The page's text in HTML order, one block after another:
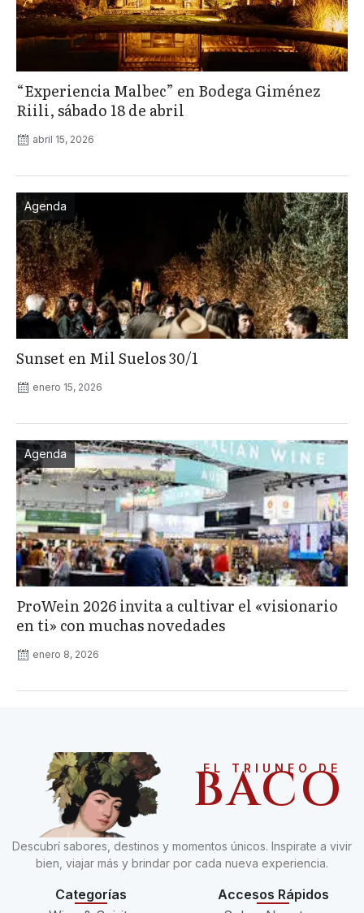
“Experiencia Malbec” en Bodega Giménez
Riili, sábado 18 de abril
abril 15, 2026
Agenda
Sunset en Mil Suelos 30/1
enero 15, 2026
Agenda
ProWein 2026 invita a cultivar el «visionario
en ti» con muchas novedades
enero 8, 2026
EL TRIUNFO DE
BACO
Descubrí sabores, destinos y momentos únicos. Inspirate a vivir
bien, viajar más y brindar por cada nueva experiencia.
Categorías
Accesos Rápidos